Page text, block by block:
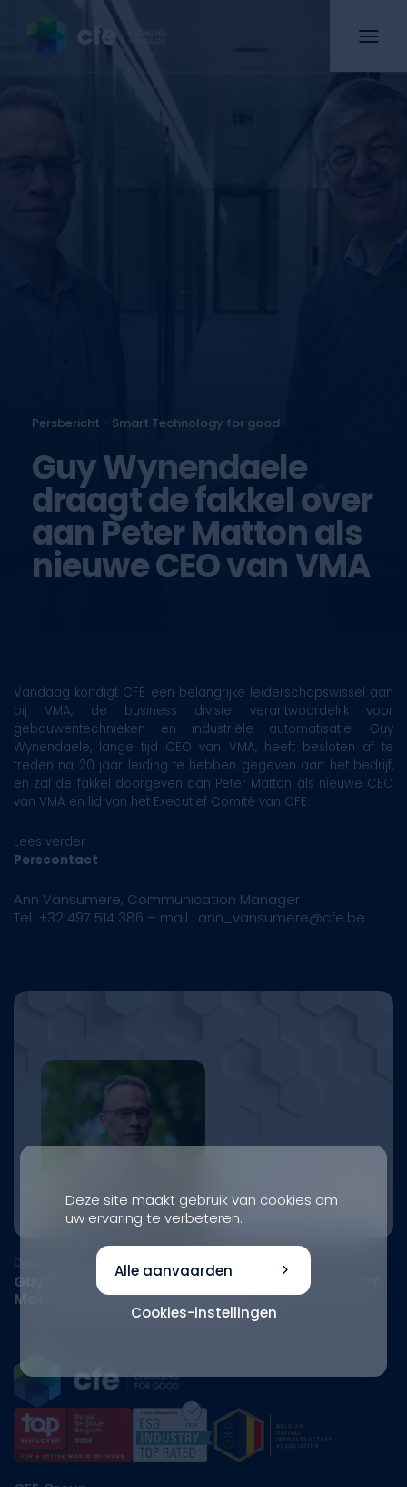
Persbericht - Smart Technology for good
Guy Wynendaele
draagt de fakkel over
aan Peter Matton als
nieuwe CEO van VMA
Vandaag kondigt CFE een belangrijke leiderschapswissel aan
bij VMA, de business divisie verantwoordelijk voor
gebouwentechnieken en industriële automatisatie. Guy
Wynendaele, lange tijd CEO van VMA, heeft besloten af te
treden na 20 jaar leiding te hebben gegeven aan het bedrijf,
en zal de fakkel doorgeven aan Peter Matton als nieuwe CEO
van VMA en lid van het Executief Comité van CFE.
Lees verder :
Perscontact
Ann Vansumere, Communication Manager
Tel: +32 497 514 386 – mail : ann_vansumere@cfe.be
Document
Guy Wynendaele draagt de fakkel over aan Peter
Matton als nieuwe CEO van VMA
Deze site maakt gebruik van cookies om
uw ervaring te verbeteren.
Alle aanvaarden
Cookies-instellingen